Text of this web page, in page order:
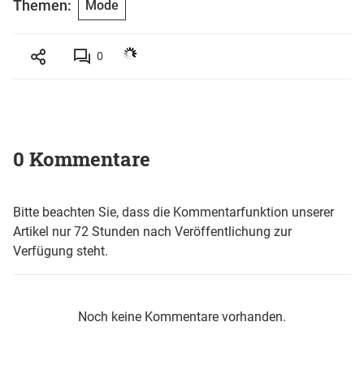
Themen: Mode
0
0 Kommentare
Bitte beachten Sie, dass die Kommentarfunktion unserer
Artikel nur 72 Stunden nach Veröffentlichung zur
Verfügung steht.
Noch keine Kommentare vorhanden.